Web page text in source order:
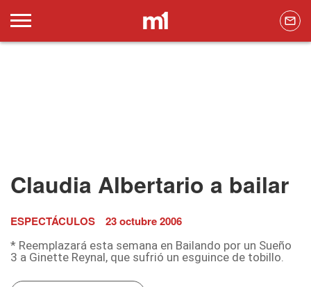
Claudia Albertario a bailar
ESPECTÁCULOS 23 octubre 2006
* Reemplazará esta semana en Bailando por un Sueño
3 a Ginette Reynal, que sufrió un esguince de tobillo.